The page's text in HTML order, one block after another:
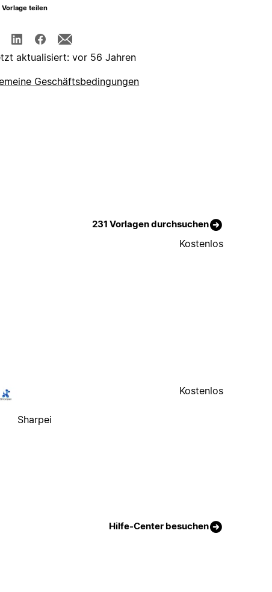
Vorlage teilen
aktualisiert: vor 56 Jahren
Geschäftsbedingungen
231 Vorlagen durchsuchen
Kostenlos
Sharpei
Kostenlos
Hilfe-Center besuchen